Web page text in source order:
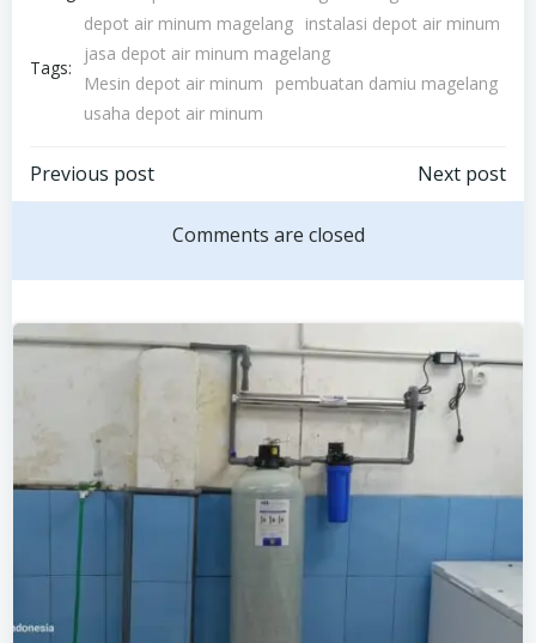
Tags:
depot air minum magelang instalasi depot air minum
jasa depot air minum magelang
Mesin depot air minum
pembuatan damiu magelang
usaha depot air minum
Post
navigation
Previous post
Post
navigation
Next post
Comments are closed